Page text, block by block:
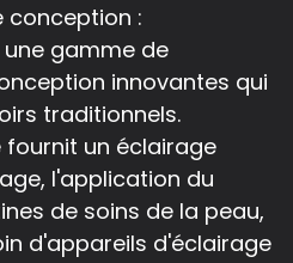
conception :
une gamme de
innovantes qui
traditionnels.
fournit un éclairage
l'application du
de soins de la peau,
d'appareils d'éclairage